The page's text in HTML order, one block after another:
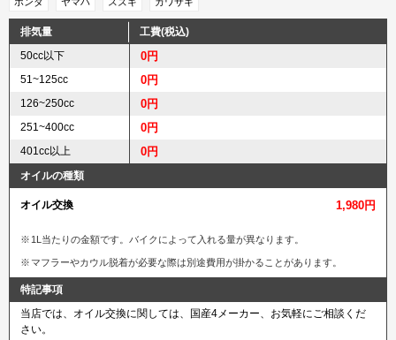
排気量
工費(税込)
50cc以下
0円
51~125cc 0円
126~250cc 0円
251~400cc 0円
401cc以上 0円
オイルの種類
オイル交換 1,980円
1L当たりの金額です。バイクによって入れる量が異なります。
マフラーやカウル脱着が必要な際は別途費用が掛かることがあります。
特記事項
当店では、オイル交換に関しては、国産4メーカー、お気軽にご相談くだ
さい。